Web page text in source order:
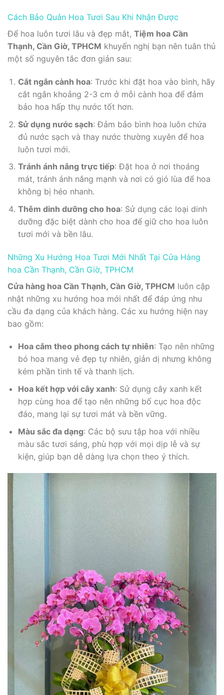
Cách Bảo Quản Hoa Tươi Sau Khi Nhận Được
Để hoa luôn tươi lâu và đẹp mắt, Tiệm hoa Cần
Thạnh, Cần Giờ, TPHCM khuyến nghị bạn nên tuân thủ
một số nguyên tắc đơn giản sau:
Cắt ngắn cành hoa: Trước khi đặt hoa vào bình, hãy
cắt ngắn khoảng 2-3 cm ở mỗi cành hoa để đảm
bảo hoa hấp thụ nước tốt hơn.
Sử dụng nước sạch: Đảm bảo bình hoa luôn chứa
đủ nước sạch và thay nước thường xuyên để hoa
luôn tươi mới.
Tránh ánh nắng trực tiếp: Đặt hoa ở nơi thoáng
mát, tránh ánh nắng mạnh và nơi có gió lùa để hoa
không bị héo nhanh.
Thêm dinh dưỡng cho hoa: Sử dụng các loại dinh
dưỡng đặc biệt dành cho hoa để giữ cho hoa luôn
tươi mới và bền lâu.
Những Xu Hướng Hoa Tươi Mới Nhất Tại Cửa Hàng
hoa Cần Thạnh, Cần Giờ, TPHCM
Cửa hàng hoa Cần Thạnh, Cần Giờ, TPHCM luôn cập
nhật những xu hướng hoa mới nhất để đáp ứng nhu
cầu đa dạng của khách hàng. Các xu hướng hiện nay
bao gồm:
Hoa cắm theo phong cách tự nhiên: Tạo nên những
bó hoa mang vẻ đẹp tự nhiên, giản dị nhưng không
kém phần tinh tế và thanh lịch.
Hoa kết hợp với cây xanh: Sử dụng cây xanh kết
hợp cùng hoa để tạo nên những bố cục hoa độc
đáo, mang lại sự tươi mát và bền vững.
Màu sắc đa dạng: Các bộ sưu tập hoa với nhiều
màu sắc tươi sáng, phù hợp với mọi dịp lễ và sự
kiện, giúp bạn dễ dàng lựa chọn theo ý thích.